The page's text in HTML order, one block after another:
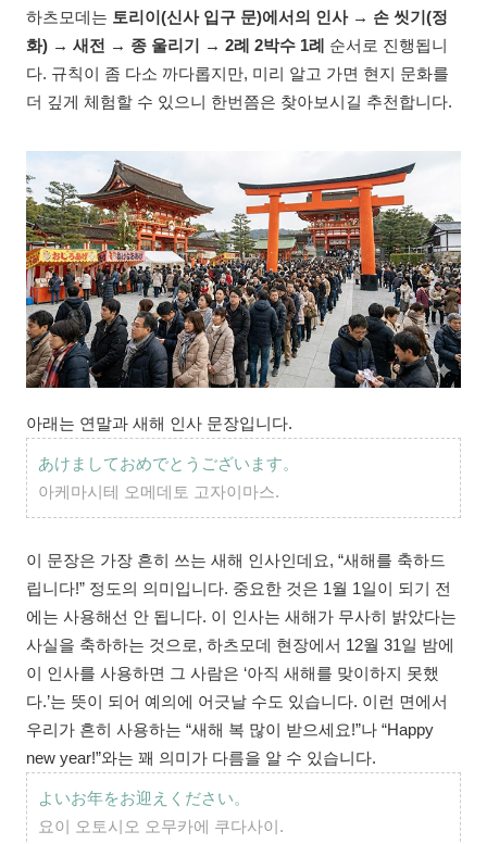
하츠모데는 토리이(신사 입구 문)에서의 인사 → 손 씻기(정
화) → 새전 → 종 울리기 → 2례 2박수 1례
순서로 진행됩니
다. 규칙이 좀 다소 까다롭지만, 미리 알고 가면 현지 문화를
더 깊게 체험할 수 있으니 한번쯤은 찾아보시길 추천합니다.
아래는 연말과 새해 인사 문장입니다.
あけましておめでとうございます。
아케마시테 오메데토 고자이마스.
이 문장은 가장 흔히 쓰는 새해 인사인데요, “새해를 축하드
립니다!” 정도의 의미입니다. 중요한 것은 1월 1일이 되기 전
에는 사용해선 안 됩니다. 이 인사는 새해가 무사히 밝았다는
사실을 축하하는 것으로, 하츠모데 현장에서 12월 31일 밤에
이 인사를 사용하면 그 사람은 ‘아직 새해를 맞이하지 못했
다.’는 뜻이 되어 예의에 어긋날 수도 있습니다. 이런 면에서
우리가 흔히 사용하는 “새해 복 많이 받으세요!”나 “Happy
new year!”와는 꽤 의미가 다름을 알 수 있습니다.
よいお年をお迎えください。
요이 오토시오 오무카에 쿠다사이.